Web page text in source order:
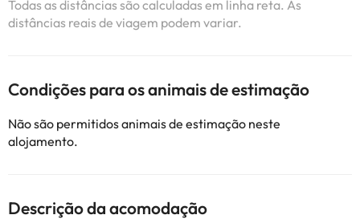
Todas as distâncias são calculadas em linha reta. As
distâncias reais de viagem podem variar.
Condições para os animais de estimação
Não são permitidos animais de estimação neste
alojamento.
Descrição da acomodação